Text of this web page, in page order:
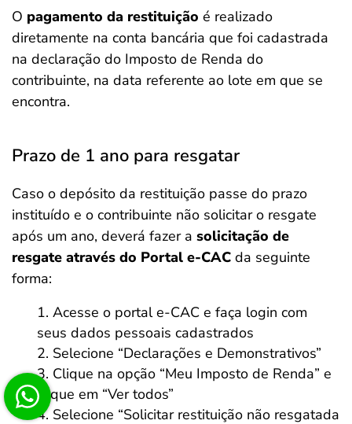
O pagamento da restituição é realizado
diretamente na conta bancária que foi cadastrada
na declaração do Imposto de Renda do
contribuinte, na data referente ao lote em que se
encontra.
Prazo de 1 ano para resgatar
Caso o depósito da restituição passe do prazo
instituído e o contribuinte não solicitar o resgate
após um ano, deverá fazer a solicitação de
resgate através do Portal e-CAC da seguinte
forma:
Acesse o portal e-CAC e faça login com
seus dados pessoais cadastrados
Selecione “Declarações e Demonstrativos”
Clique na opção “Meu Imposto de Renda” e
clique em “Ver todos”
Selecione “Solicitar restituição não resgatada